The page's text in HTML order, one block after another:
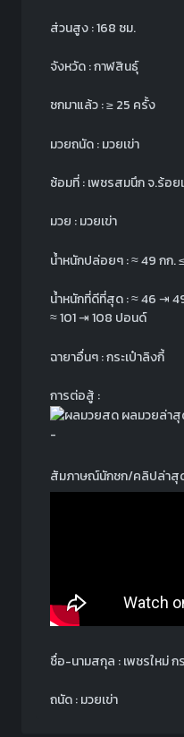
ส่วนสูง : 168 ซม.
จังหวัด : กาฬสินธุ์
ชกมาแล้ว : ≥ 25 ครั้ง
มวยถนัด : มวยเข่า
ซ้อมที่ : เพชรสมนึก จ.ร้อย
มวย : มวยเข่า
น้ำหนักปล่อยๆ :≈49 กก.
น้ำหนักที่ดีที่สุด :≈46 ⇥
≈101 ⇥ 108 ปอนด์
ฉายาอื่นๆ : กระเป๋าลิงกี้
การต่อสู้ :
-
สัมภาษณ์นักชก/คลิปล่าสุ
ชื่อ-นามสกุล : เพชรใหม่ ก
ถนัด : มวยเข่า